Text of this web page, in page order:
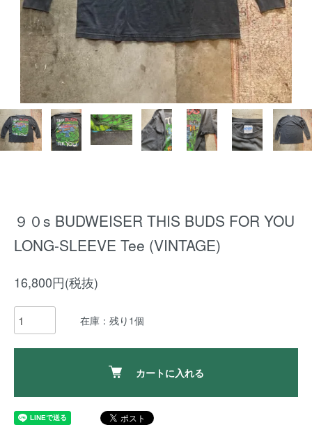
９０s BUDWEISER THIS BUDS FOR YOU
LONG-SLEEVE Tee (VINTAGE)
16,800円(税抜)
在庫：残り1個
カートに入れる